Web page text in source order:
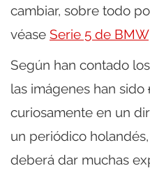
cambiar, sobre todo
véase Serie 5 de BMW
Según han contado
las imágenes han sido
curiosamente en un
un periódico
deberá dar muchas